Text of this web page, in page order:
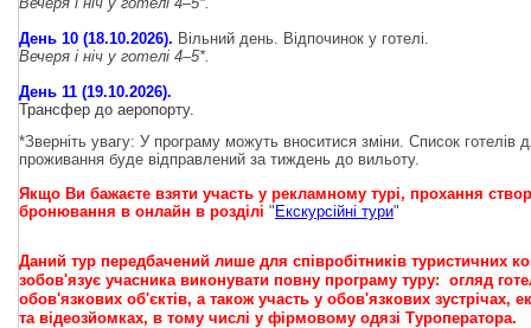
День 10 (18.10.2026). Вільний день. Відпочинок у готелі.
Вечеря і ніч у готелі 4–5*.
День 11 (19.10.2026).
Трансфер до аеропорту.
*Зверніть увагу: У програму можуть вноситися зміни. Список готелів
проживання буде відправлений за тиждень до вильоту.
Якщо Ви бажаєте взяти участь у рекламному турі, прохання
бронювання в онлайн в розділі " Екскурсійні тури"
Даний тур передбачений лише для співробітників туристичних
зобов'язує учасника виконувати повну програму туру: огляд
обов'язкових об'єктів, а також участь у обов'язкових зустрічах,
та відеозйомках, в тому числі у фірмовому одязі Туроператора.